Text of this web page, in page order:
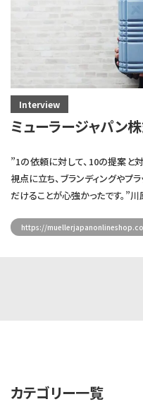
Interview
ミューラージャパン
”1の依頼に対して、10の提案と
視点に立ち、ブランディングやプ
だけることが心強かったです。”
https://
カテゴリー一覧